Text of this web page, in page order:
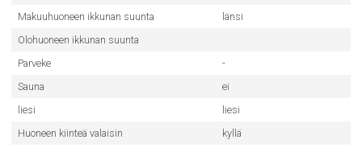
Makuuhuoneen ikkunan suunta
länsi
Olohuoneen ikkunan suunta
Parveke
-
Sauna
ei
liesi
liesi
Huoneen kiinteä valaisin
kyllä